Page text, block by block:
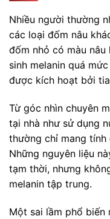
Nhiều người thường
các loại đốm nâu
đốm nhỏ có màu
sinh melanin quá
được kích hoạt bởi
Từ góc nhìn chuyên
tại nhà như sử dụng
thường chỉ mang tính
Những nguyên liệu
tạm thời, nhưng
melanin tập trung.
Một sai lầm phổ